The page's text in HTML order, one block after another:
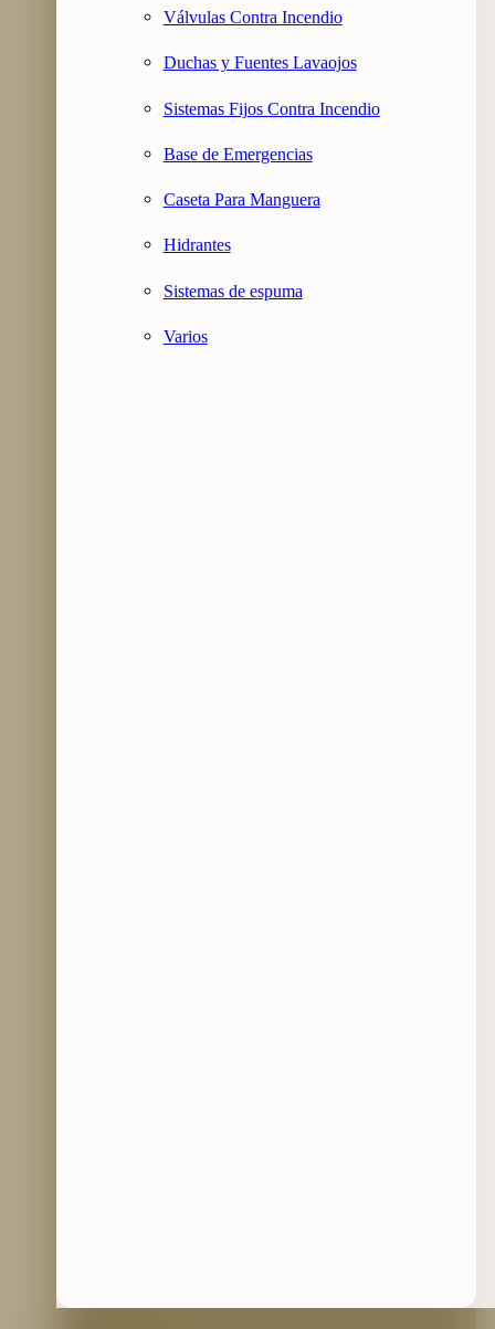
Válvulas Contra Incendio
Duchas y Fuentes Lavaojos
Sistemas Fijos Contra Incendio
Base de Emergencias
Caseta Para Manguera
Hidrantes
Sistemas de espuma
Varios